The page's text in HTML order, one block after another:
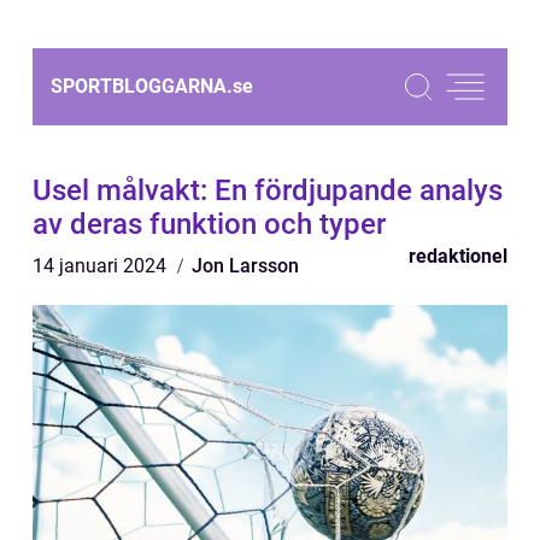
SPORTBLOGGARNA.se
Usel målvakt: En fördjupande analys
av deras funktion och typer
14 januari 2024 Jon Larsson redaktionel